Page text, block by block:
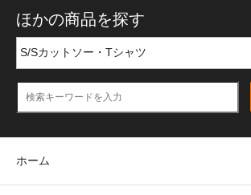
ほかの商品を探す
ホーム